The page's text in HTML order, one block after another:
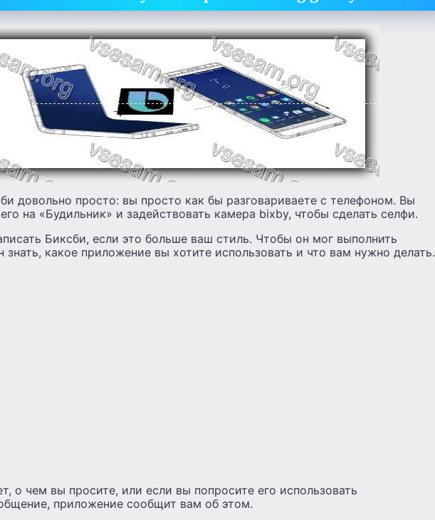
довольно просто: вы просто как бы разговариваете с телефоном. Вы
на «Будильник» и задействовать камера bixby, чтобы сделать селфи.
Биксби, если это больше ваш стиль. Чтобы он мог выполнить
знать, какое приложение вы хотите использовать и что вам нужно делать.
о чем вы просите, или если вы попросите его использовать
приложение сообщит вам об этом.